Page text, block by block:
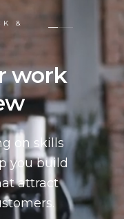
&
work
on skills
you build
attract